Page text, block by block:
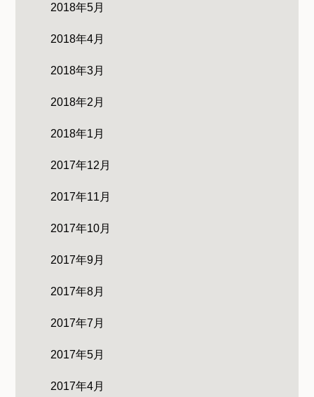
2018年5月
2018年4月
2018年3月
2018年2月
2018年1月
2017年12月
2017年11月
2017年10月
2017年9月
2017年8月
2017年7月
2017年5月
2017年4月